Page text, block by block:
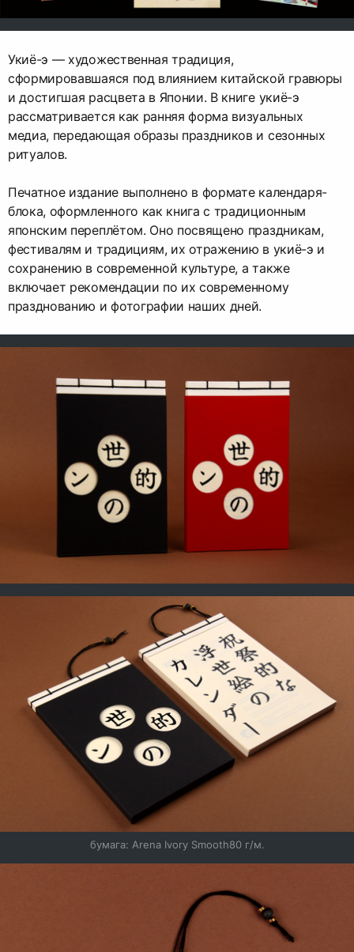
Укиё-э — художественная традиция,
сформировавшаяся под влиянием китайской гравюры
и достигшая расцвета в Японии. В книге укиё-э
рассматривается как ранняя форма визуальных
медиа, передающая образы праздников и сезонных
ритуалов.
Печатное издание выполнено в формате календаря-
блока, оформленного как книга с традиционным
японским переплётом. Оно посвящено праздникам,
фестивалям и традициям, их отражению в укиё-э и
сохранению в современной культуре, а также
включает рекомендации по их современному
празднованию и фотографии наших дней.
бумага: Arena Ivory Smooth80 г/м.